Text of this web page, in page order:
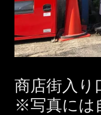
商店街入り
※写真には